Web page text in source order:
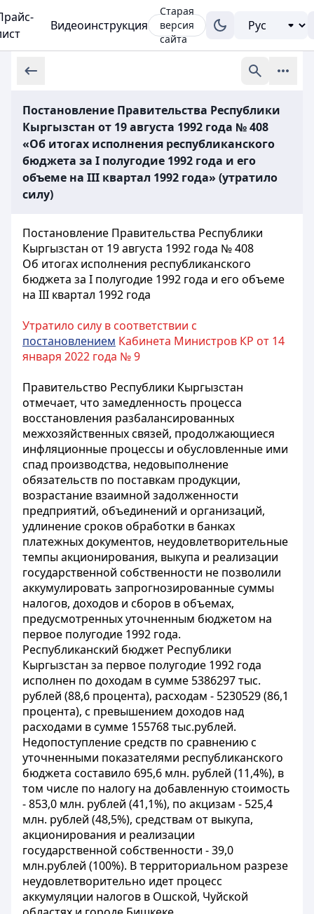
Видеоинструкция
Старая
версия
сайта
Постановление Правительства Республики
Кыргызстан от 19 августа 1992 года № 408
«Об итогах исполнения республиканского
бюджета за I полугодие 1992 года и его
объеме на III квартал 1992 года» (утратило
силу)
Постановление Правительства Республики
Кыргызстан от 19 августа 1992 года № 408
Об итогах исполнения республиканского
бюджета за I полугодие 1992 года и его объеме
на III квартал 1992 года
Утратило силу в соответствии с
постановлением Кабинета Министров КР от 14
января 2022 года № 9
Правительство Республики Кыргызстан
отмечает, что замедленность процесса
восстановления разбалансированных
межхозяйственных связей, продолжающиеся
инфляционные процессы и обусловленные ими
спад производства, недовыполнение
обязательств по поставкам продукции,
возрастание взаимной задолженности
предприятий, объединений и организаций,
удлинение сроков обработки в банках
платежных документов, неудовлетворительные
темпы акционирования, выкупа и реализации
государственной собственности не позволили
аккумулировать запрогнозированные суммы
налогов, доходов и сборов в объемах,
предусмотренных уточненным бюджетом на
первое полугодие 1992 года.
Республиканский бюджет Республики
Кыргызстан за первое полугодие 1992 года
исполнен по доходам в сумме 5386297 тыс.
рублей (88,6 процента), расходам - 5230529 (86,1
процента), с превышением доходов над
расходами в сумме 155768 тыс.рублей.
Недопоступление средств по сравнению с
уточненными показателями республиканского
бюджета составило 695,6 млн. рублей (11,4%), в
том числе по налогу на добавленную стоимость
- 853,0 млн. рублей (41,1%), по акцизам - 525,4
млн. рублей (48,5%), средствам от выкупа,
акционирования и реализации
государственной собственности - 39,0
млн.рублей (100%). В территориальном разрезе
неудовлетворительно идет процесс
аккумуляции налогов в Ошской, Чуйской